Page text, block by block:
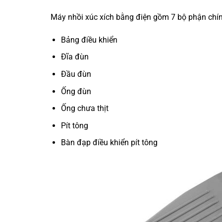
Máy nhồi xúc xích bằng điện gồm 7 bộ phận
Bảng điều khiển
Đĩa đùn
Đầu đùn
Ống đùn
Ống chưa thịt
Pít tông
Bàn đạp điều khiển pít tông